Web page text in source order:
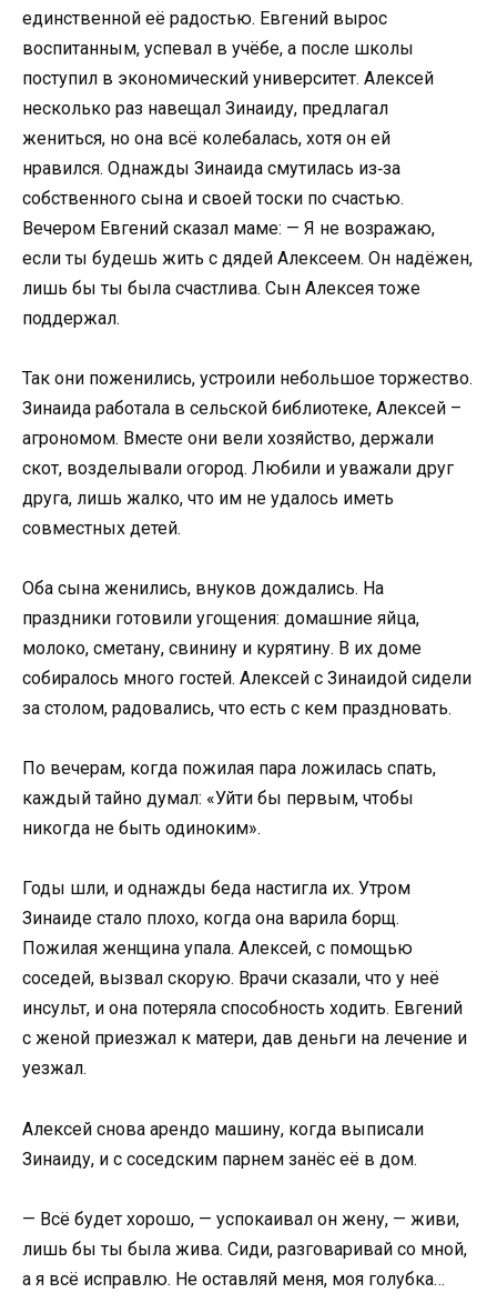
единственной её радостью. Евгений вырос
воспитанным, успевал в учёбе, а после школы
поступил в экономический университет. Алексей
несколько раз навещал Зинаиду, предлагал
жениться, но она всё колебалась, хотя он ей
нравился. Однажды Зинаида смутилась из‑за
собственного сына и своей тоски по счастью.
Вечером Евгений сказал маме: — Я не возражаю,
если ты будешь жить с дядей Алексеем. Он надёжен,
лишь бы ты была счастлива. Сын Алексея тоже
поддержал.
Так они поженились, устроили небольшое торжество.
Зинаида работала в сельской библиотеке, Алексей –
агрономом. Вместе они вели хозяйство, держали
скот, возделывали огород. Любили и уважали друг
друга, лишь жалко, что им не удалось иметь
совместных детей.
Оба сына женились, внуков дождались. На
праздники готовили угощения: домашние яйца,
молоко, сметану, свинину и курятину. В их доме
собиралось много гостей. Алексей с Зинаидой сидели
за столом, радовались, что есть с кем праздновать.
По вечерам, когда пожилая пара ложилась спать,
каждый тайно думал: «Уйти бы первым, чтобы
никогда не быть одиноким».
Годы шли, и однажды беда настигла их. Утром
Зинаиде стало плохо, когда она варила борщ.
Пожилая женщина упала. Алексей, с помощью
соседей, вызвал скорую. Врачи сказали, что у неё
инсульт, и она потеряла способность ходить. Евгений
с женой приезжал к матери, дав деньги на лечение и
уезжал.
Алексей снова арендо машину, когда выписали
Зинаиду, и с соседским парнем занёс её в дом.
— Всё будет хорошо, — успокаивал он жену, — живи,
лишь бы ты была жива. Сиди, разговаривай со мной,
а я всё исправлю. Не оставляй меня, моя голубка…